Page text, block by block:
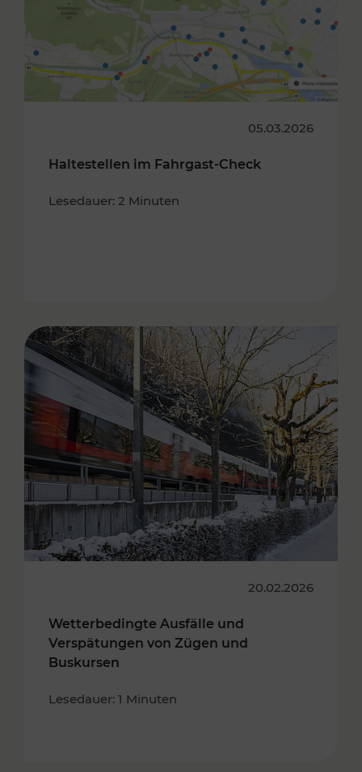
05.03.2026
Haltestellen im Fahrgast-Check
Lesedauer: 2 Minuten
20.02.2026
Wetterbedingte Ausfälle und
Verspätungen von Zügen und
Buskursen
Lesedauer: 1 Minuten